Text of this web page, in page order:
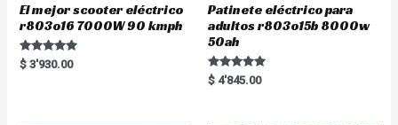
El mejor scooter eléctrico
r803o16 7000W 90 kmph
Rated
5.00
$ 3'930.00
Patinete eléctrico para
adultos r803o15b 8000w
50ah
Rated
5.00
$ 4'845.00